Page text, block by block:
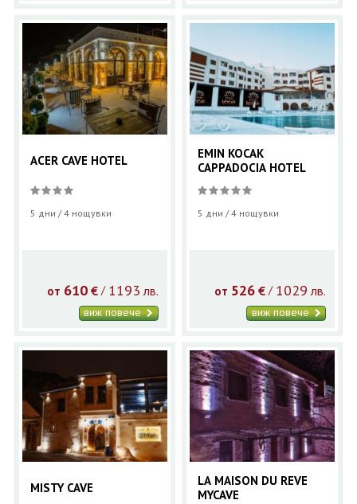
ACER CAVE HOTEL
5 дни / 4 нощувки
от 610 €/ 1193 лв.
виж повече
EMIN KOCAK
CAPPADOCIA HOTEL
5 дни / 4 нощувки
от 526 € / 1029 лв.
виж повече
MISTY CAVE
LA MAISON DU REVE
MYCAVE